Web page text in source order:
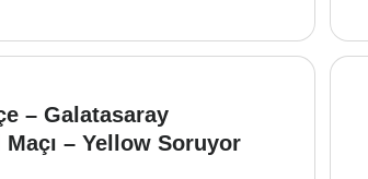
– Galatasaray
– Yellow Soruyor